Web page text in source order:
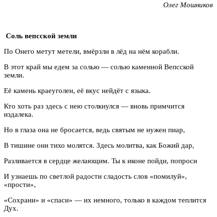
Олег Мошников
Соль вепсской земли
По Онего метут метели, вмёрзли в лёд на нём корабли.
В этот край мы едем за солью — солью каменной Вепсской
земли.
Её камень краеуголен, её вкус нейдёт с языка.
Кто хоть раз здесь с нею столкнулся — вновь примчится
издалека.
Но в глаза она не бросается, ведь святым не нужен пиар,
В тишине они тихо молятся. Здесь молитва, как Божий дар,
Разливается в сердце желающим. Ты к иконе пойди, попроси
И узнаешь по светлой радости сладость слов «помилуй»,
«прости»,
«Сохрани» и «спаси» — их немного, только в каждом теплится
Дух.